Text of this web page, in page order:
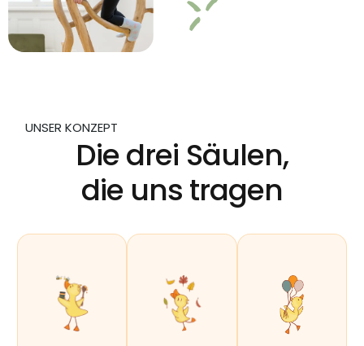
UNSER KONZEPT
Die drei Säulen,
die uns tragen